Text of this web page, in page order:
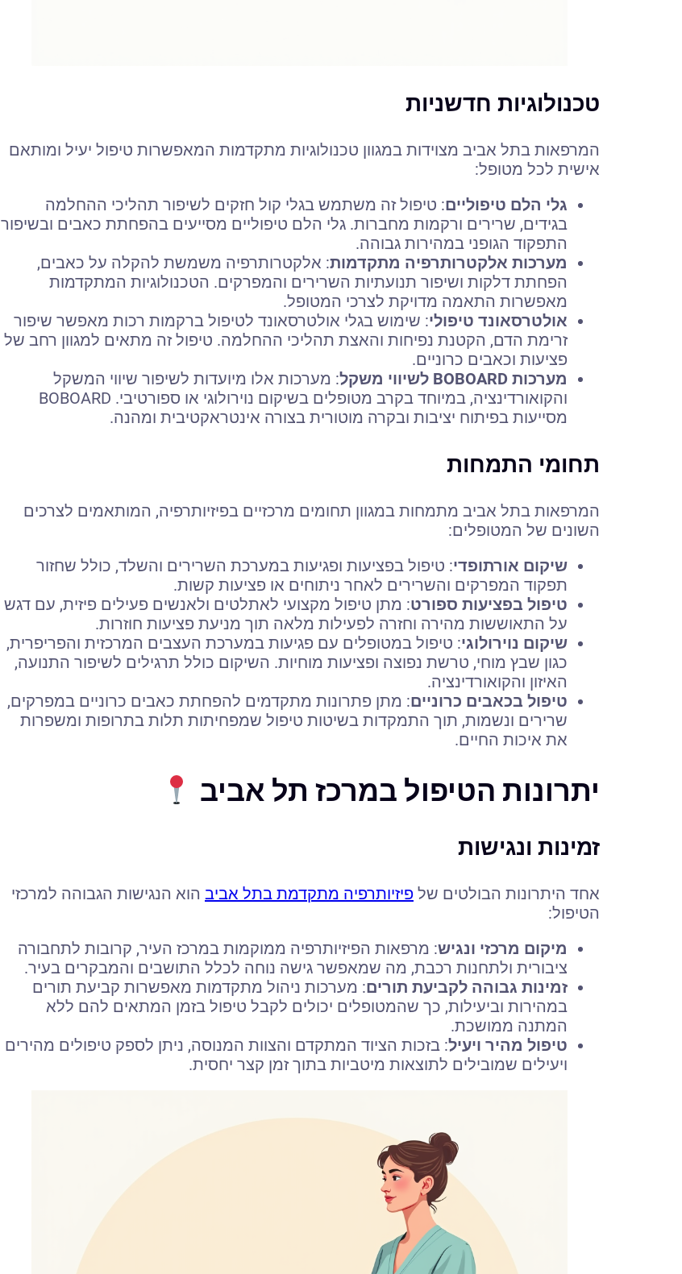
טכנולוגיות חדשניות
המרפאות בתל אביב מצוידות במגוון טכנולוגיות מתקדמות המאפשרות טיפול יעיל ומותאם
אישית לכל מטופל:
גלי הלם טיפוליים: טיפול זה משתמש בגלי קול חזקים לשיפור תהליכי ההחלמה
בגידים, שרירים ורקמות מחברות. גלי הלם טיפוליים מסייעים בהפחתת כאבים ובשיפור
התפקוד הגופני במהירות גבוהה.
מערכות אלקטרותרפיה מתקדמות: אלקטרותרפיה משמשת להקלה על כאבים,
הפחתת דלקות ושיפור תנועתיות השרירים והמפרקים. הטכנולוגיות המתקדמות
מאפשרות התאמה מדויקת לצרכי המטופל.
אולטרסאונד טיפולי: שימוש בגלי אולטרסאונד לטיפול ברקמות רכות מאפשר שיפור
זרימת הדם, הקטנת נפיחות והאצת תהליכי ההחלמה. טיפול זה מתאים למגוון רחב של
פציעות וכאבים כרוניים.
מערכות BOBOARD לשיווי משקל
: מערכות אלו מיועדות לשיפור שיווי המשקל
והקואורדינציה, במיוחד בקרב מטופלים בשיקום נוירולוגי או ספורטיבי. BOBOARD
מסייעות בפיתוח יציבות ובקרה מוטורית בצורה אינטראקטיבית ומהנה.
תחומי התמחות
המרפאות בתל אביב מתמחות במגוון תחומים מרכזיים בפיזיותרפיה, המותאמים לצרכים
השונים של המטופלים:
שיקום אורתופדי: טיפול בפציעות ופגיעות במערכת השרירים והשלד, כולל שחזור
תפקוד המפרקים והשרירים לאחר ניתוחים או פציעות קשות.
טיפול בפציעות ספורט: מתן טיפול מקצועי לאתלטים ולאנשים פעילים פיזית, עם דגש
על התאוששות מהירה וחזרה לפעילות מלאה תוך מניעת פציעות חוזרות.
שיקום נוירולוגי: טיפול במטופלים עם פגיעות במערכת העצבים המרכזית והפריפרית,
כגון שבץ מוחי, טרשת נפוצה ופציעות מוחיות. השיקום כולל תרגילים לשיפור התנועה,
האיזון והקואורדינציה.
טיפול בכאבים כרוניים: מתן פתרונות מתקדמים להפחתת כאבים כרוניים במפרקים,
שרירים ונשמות, תוך התמקדות בשיטות טיפול שמפחיתות תלות בתרופות ומשפרות
את איכות החיים.
יתרונות הטיפול במרכז תל אביב
זמינות ונגישות
אחד היתרונות הבולטים של פיזיותרפיה מתקדמת בתל אביב הוא הנגישות הגבוהה למרכזי
הטיפול:
מיקום מרכזי ונגיש: מרפאות הפיזיותרפיה ממוקמות במרכז העיר, קרובות לתחבורה
ציבורית ולתחנות רכבת, מה שמאפשר גישה נוחה לכלל התושבים והמבקרים בעיר.
זמינות גבוהה לקביעת תורים: מערכות ניהול מתקדמות מאפשרות קביעת תורים
במהירות וביעילות, כך שהמטופלים יכולים לקבל טיפול בזמן המתאים להם ללא
המתנה ממושכת.
טיפול מהיר ויעיל: בזכות הציוד המתקדם והצוות המנוסה, ניתן לספק טיפולים מהירים
ויעילים שמובילים לתוצאות מיטביות בתוך זמן קצר יחסית.